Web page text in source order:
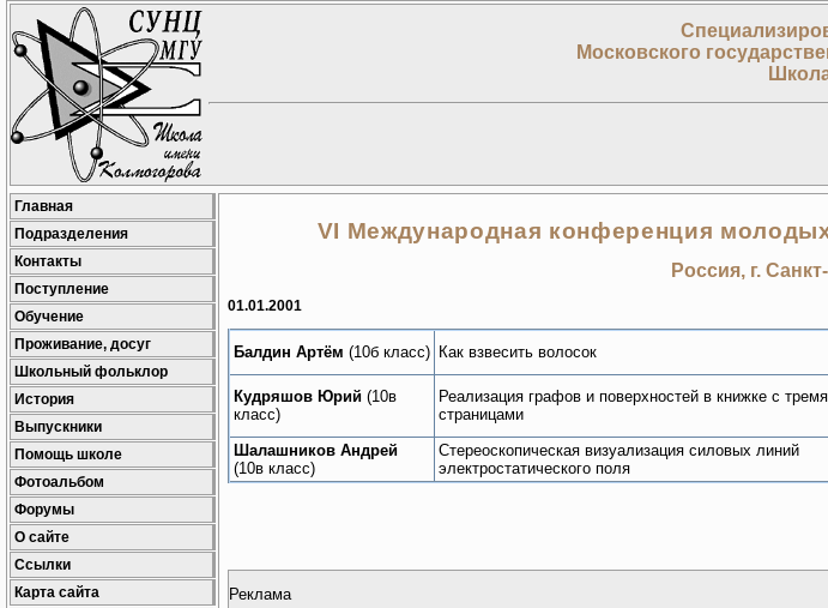
Московского
Главная
Подразделения
Контакты
Поступление
Обучение
Проживание, досуг
Школьный фольклор
История
Выпускники
Помощь школе
Фотоальбом
Форумы
О сайте
Ссылки
Карта сайта
VI Международная конференция
Россия, г.
01.01.2001
Балдин Артём (10б класс) Как взвесить волосок
Кудряшов Юрий (10в
класс)
Реализация графов и поверхностей в книжке с тремя
страницами
Шалашников Андрей
(10в класс)
Стереоскопическая визуализация силовых линий
электростатического поля
Реклама